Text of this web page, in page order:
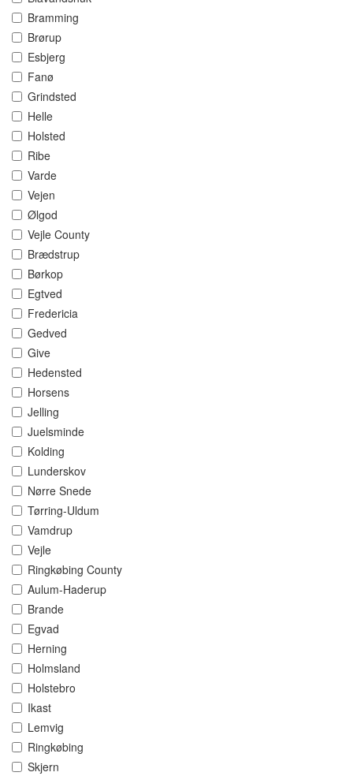
Bramming
Brørup
Esbjerg
Fanø
Grindsted
Helle
Holsted
Ribe
Varde
Vejen
Ølgod
Vejle County
Brædstrup
Børkop
Egtved
Fredericia
Gedved
Give
Hedensted
Horsens
Jelling
Juelsminde
Kolding
Lunderskov
Nørre Snede
Tørring-Uldum
Vamdrup
Vejle
Ringkøbing County
Aulum-Haderup
Brande
Egvad
Herning
Holmsland
Holstebro
Ikast
Lemvig
Ringkøbing
Skjern